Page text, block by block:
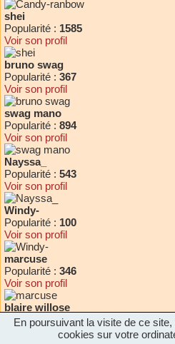
shei
Popularité : 1585
Voir son profil
bruno swag
Popularité : 367
Voir son profil
swag mano
Popularité : 894
Voir son profil
Nayssa_
Popularité : 543
Voir son profil
Windy-
Popularité : 100
Voir son profil
marcuse
Popularité : 346
Voir son profil
blaire willose
Popularité :427
Voir son profil
En poursuivant la visite de ce
cookies sur votre